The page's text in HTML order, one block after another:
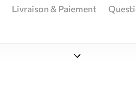
Livraison & Paiement